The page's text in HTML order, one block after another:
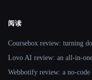
阅读
Coursebox review: turning
Lovo AI review: an all-in-
Webbotify review: a no-